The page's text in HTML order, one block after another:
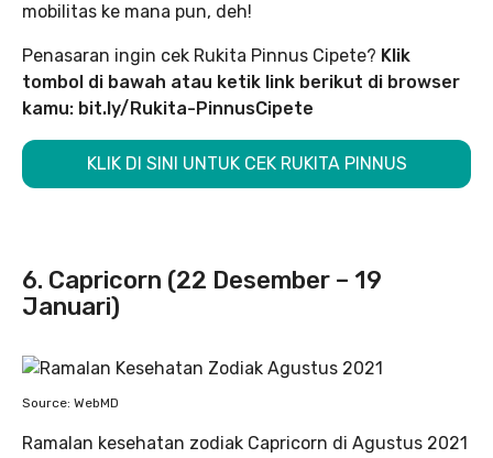
mobilitas ke mana pun, deh!
Penasaran ingin cek Rukita Pinnus Cipete? Klik
tombol di bawah atau ketik link berikut di browser
kamu: bit.ly/Rukita-PinnusCipete
KLIK DI SINI UNTUK CEK RUKITA PINNUS
6. Capricorn (22 Desember – 19
Januari)
Source: WebMD
Ramalan kesehatan zodiak Capricorn di Agustus 2021